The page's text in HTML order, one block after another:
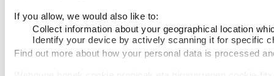
If you allow, we would also like to:
Collect information about your geographical location
Identify your device by actively scanning it for specific
Find out more about how your personal data is processed